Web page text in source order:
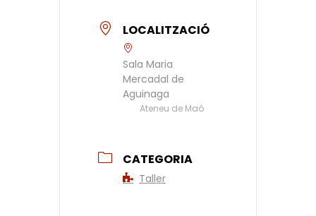
LOCALITZACIÓ
Sala Maria
Mercadal de
Aguinaga
Ateneu de Maó
CATEGORIA
Taller